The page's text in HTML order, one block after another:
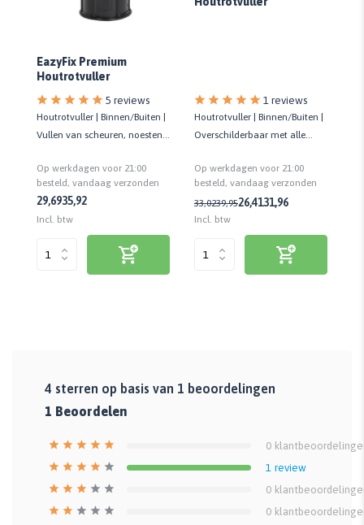
EazyFix Premium
Houtrotvuller
5 reviews
Houtrotvuller | Binnen/Buiten |
Vullen van scheuren, noesten
Op werkdagen voor 21:00
besteld, vandaag verzonden
29,6935,92
Incl. btw
1 reviews
Houtrotvuller | Binnen/Buiten |
Overschilderbaar met alle
Op werkdagen voor 21:00
besteld, vandaag verzonden
33,0239,9526,4131,96
Incl. btw
4 sterren op basis van 1 beoordelingen
1 Beoordelen
0
1 review
0
0